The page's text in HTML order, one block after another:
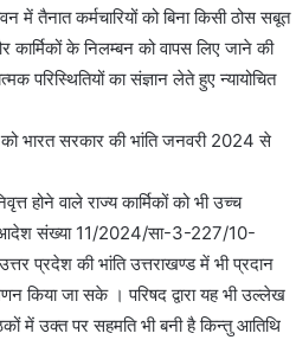
में तैनात कर्मचारियों को बिना किसी ठोस सबूत
कार्मिकों के निलम्बन को वापस लिए जाने की
परिस्थितियों का संज्ञान लेते हुए न्यायोचित
भारत सरकार की भांति जनवरी 2024 से
होने वाले राज्य कार्मिकों को भी उच्च
3 आदेश संख्या 11/2024/सा-3-227/10-
प्रदेश की भांति उत्तराखण्ड में भी प्रदान
किया जा सके । परिषद द्वारा यह भी उल्लेख
में उक्त पर सहमति भी बनी है किन्तु आतिथि